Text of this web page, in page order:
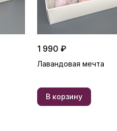
1 990 ₽
Лавандовая мечта
В корзину